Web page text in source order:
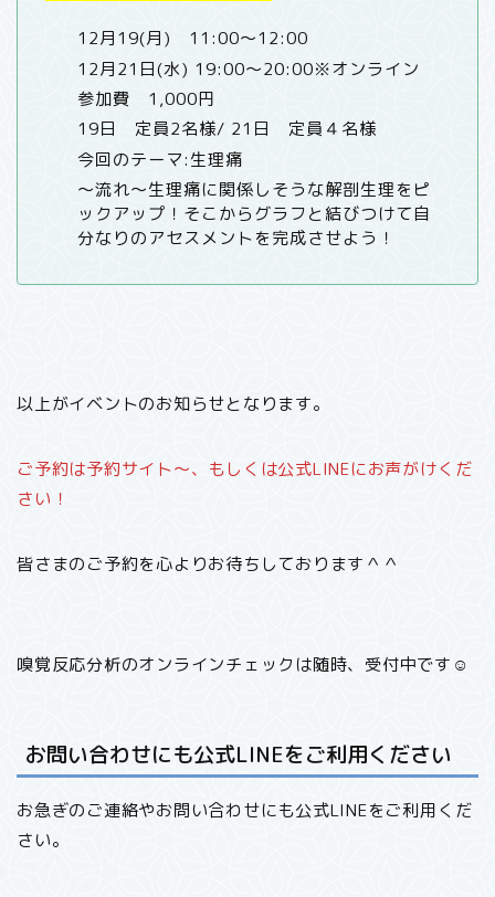
12月19(月) 11:00～12:00
12月21日(水) 19:00〜20:00※オンライン
参加費 1,000円
19日 定員2名様/ 21日 定員４名様
今回のテーマ:生理痛
〜流れ〜生理痛に関係しそうな解剖生理をピ
ックアップ！そこからグラフと結びつけて自
分なりのアセスメントを完成させよう！
以上がイベントのお知らせとなります。
ご予約は予約サイト〜、もしくは公式LINEにお声がけくだ
さい！
皆さまのご予約を心よりお待ちしております＾＾
嗅覚反応分析のオンラインチェックは随時、受付中です☺︎
お問い合わせにも公式LINEをご利用ください
お急ぎのご連絡やお問い合わせにも公式LINEをご利用くだ
さい。